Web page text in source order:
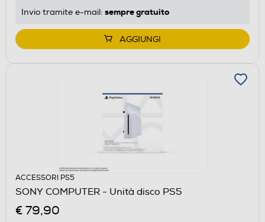
Invio tramite e-mail: sempre gratuito
AGGIUNGI
ACCESSORI PS5
SONY COMPUTER - Unità disco PS5
€ 79,90